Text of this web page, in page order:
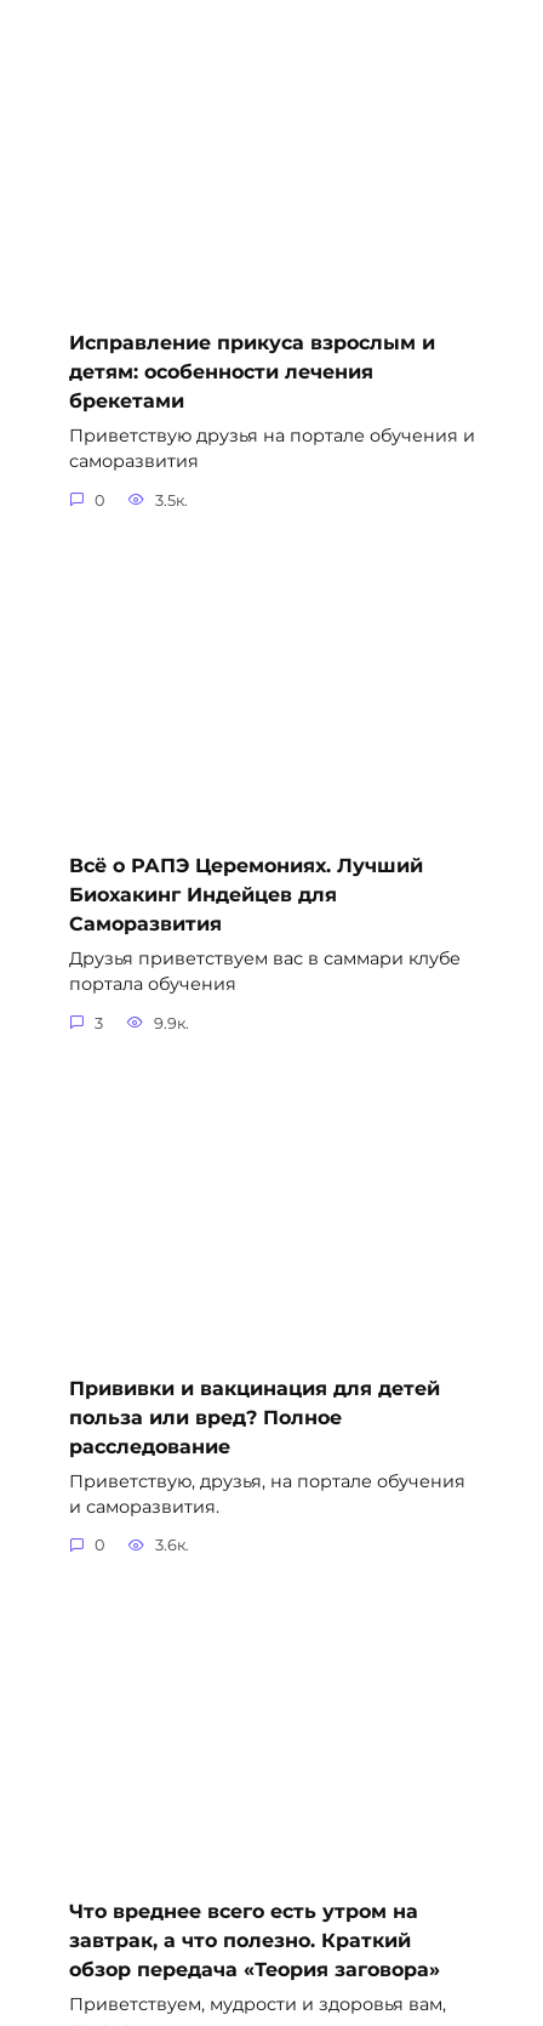
Исправление прикуса взрослым и
детям: особенности лечения
брекетами
Приветствую друзья на портале обучения и
саморазвития
0 3.5к.
Всё о РАПЭ Церемониях. Лучший
Биохакинг Индейцев для
Саморазвития
Друзья приветствуем вас в саммари клубе
портала обучения
3 9.9к.
Прививки и вакцинация для детей
польза или вред? Полное
расследование
Приветствую, друзья, на портале обучения
и саморазвития.
0 3.6к.
Что вреднее всего есть утром на
завтрак, а что полезно. Краткий
обзор передача «Теория заговора»
Приветствуем, мудрости и здоровья вам,